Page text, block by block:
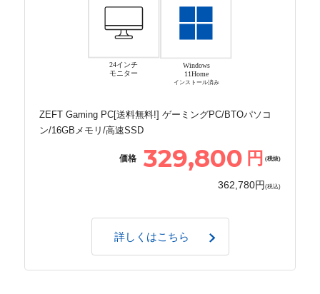
24インチ
モニター
Windows
11Home
インストール済み
ZEFT Gaming PC[送料無料!] ゲーミングPC/BTOパソコ
ン/16GBメモリ/高速SSD
価格 329,800 円 (税抜)
362,780円 (税込)
詳しくはこちら